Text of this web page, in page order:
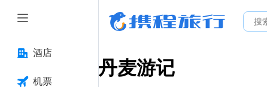
酒店
机票
丹麦游记